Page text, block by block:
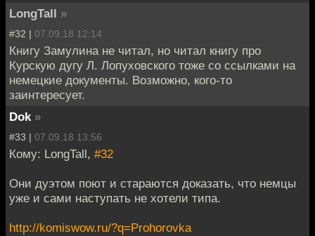
LongTall »
#32 | 07.09.18 12:14
Книгу Замулина не читал, но читал книгу про
Курскую дугу Л. Лопуховского тоже со ссылками на
немецкие документы. Возможно, кого-то
заинтересует.
Dok »
#33 | 07.09.18 13:56
Кому: LongTall, #32
Они дуэтом поют и стараются доказать, что немцы
уже и сами наступать не хотели типа.
http://komiswow.ru/?q=Prohorovka